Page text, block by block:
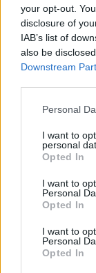
your opt-out.
disclosure of
IAB’s list of
also be
Downstream
Please note
not limited to
grant or deny
use your data
consent section.
Personal
I want to
personal
Opted In
I want to
Personal
Opted In
I want to
Personal
Opted In
Multe ai